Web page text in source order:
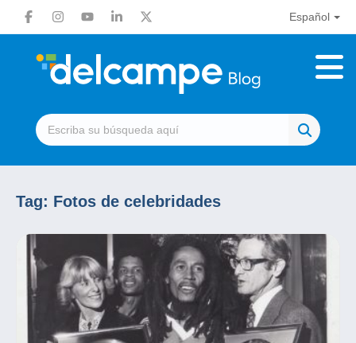
Español
Tag: Fotos de celebridades